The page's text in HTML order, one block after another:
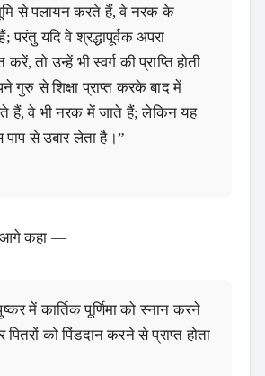
से पलायन करते हैं, वे नरक के
परंतु यदि वे श्रद्धापूर्वक अपरा
तो उन्हें भी स्वर्ग की प्राप्ति होती
गुरु से शिक्षा प्राप्त करके बाद में
हैं, वे भी नरक में जाते हैं; लेकिन यह
पाप से उबार लेता है।”
आगे कहा —
में कार्तिक पूर्णिमा को स्नान करने
को पिंडदान करने से प्राप्त होता